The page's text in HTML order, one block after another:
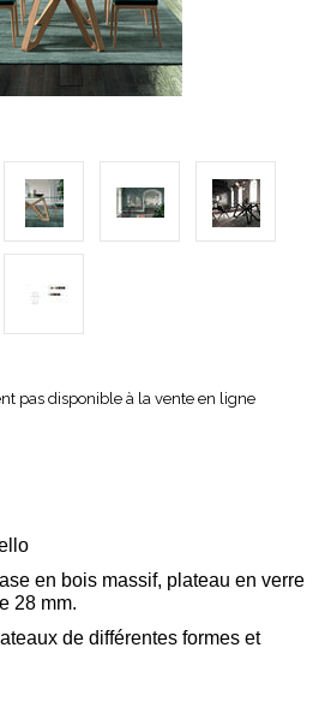
pas disponible à la vente en ligne
en bois massif, plateau en verre
28 mm.
de différentes formes et